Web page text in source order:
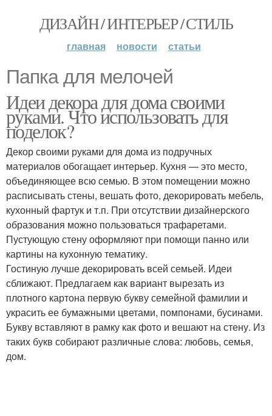
ДИЗАЙН / ИНТЕРЬЕР / СТИЛЬ
главная новости статьи
Папка для мелочей
Идеи декора для дома своими
руками. Что использовать для
поделок?
Декор своими руками для дома из подручных
материалов обогащает интерьер. Кухня — это место,
объединяющее всю семью. В этом помещении можно
расписывать стены, вешать фото, декорировать мебель,
кухонный фартук и т.п. При отсутствии дизайнерского
образования можно пользоваться трафаретами.
Пустующую стену оформляют при помощи панно или
картины на кухонную тематику.
Гостиную лучше декорировать всей семьей. Идеи
сближают. Предлагаем как вариант вырезать из
плотного картона первую букву семейной фамилии и
украсить ее бумажными цветами, помпонами, бусинами.
Букву вставляют в рамку как фото и вешают на стену. Из
таких букв собирают различные слова: любовь, семья,
дом.